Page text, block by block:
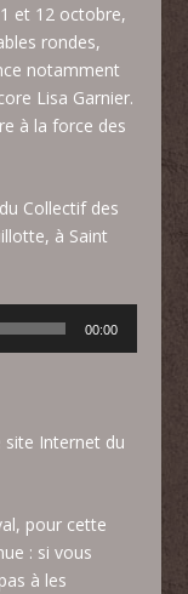
et 12 octobre,
rondes,
notamment
Lisa Garnier.
à la force des
Collectif des
à Saint
00:00
site Internet du
pour cette
: si vous
à les